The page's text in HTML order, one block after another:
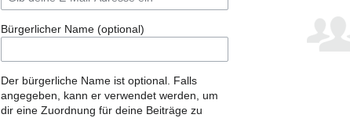
Bürgerlicher Name (optional)
Der bürgerliche Name ist optional. Falls
angegeben, kann er verwendet werden, um
dir eine Zuordnung für deine Beiträge zu